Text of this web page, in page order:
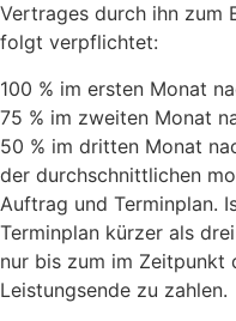
Vertrages durch ihn zum
folgt verpflichtet:
100 % im ersten Monat
75 % im zweiten Monat
50 % im dritten Monat
der durchschnittlichen
Auftrag und Terminplan.
Terminplan kürzer als
nur bis zum im Zeitpunkt
Leistungsende zu zahlen.